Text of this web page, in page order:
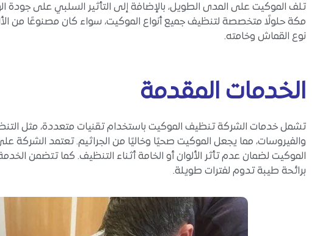
تلف الموكيت على المدى الطويل، بالإضافة إلى التأثير السلبي على جودة
مكة حلولًا متخصصة لتنظيف جميع أنواع الموكيت، سواء كان مصنوعًا من
نوع القماش وخامته.
الخدمات المقدمة
تشمل خدمات الشركة تنظيف الموكيت باستخدام تقنيات متعددة، مثل
والفيروسات، مما يجعل الموكيت صحيًا وخاليًا من الجراثيم. تعتمد
الموكيت لضمان عدم تأثر الألوان أو الخامة أثناء التنظيف. كما تتضمن
برائحة طيبة تدوم لفترات طويلة.